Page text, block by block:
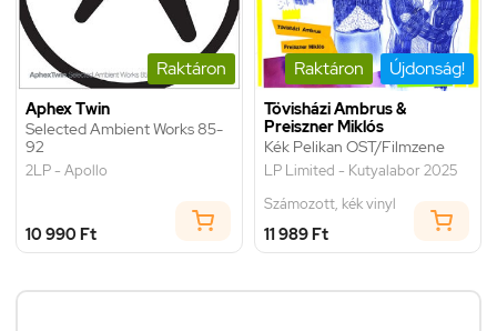
Raktáron
Aphex Twin
Selected Ambient Works 85-
92
2LP - Apollo
10 990 Ft
Raktáron Újdonság!
Tövisházi Ambrus &
Preiszner Miklós
Kék Pelikan OST/Filmzene
LP Limited - Kutyalabor 2025
Számozott, kék vinyl
11 989 Ft